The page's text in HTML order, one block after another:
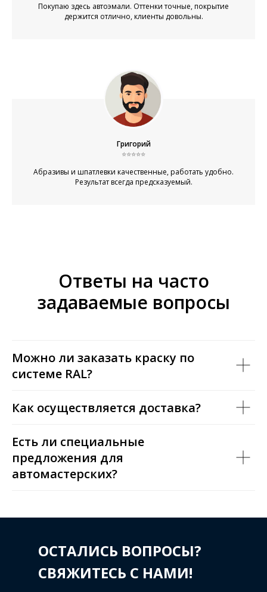
Покупаю здесь автоэмали. Оттенки точные, покрытие
держится отлично, клиенты довольны.
Григорий
⭐⭐⭐⭐⭐
Абразивы и шпатлевки качественные, работать удобно.
Результат всегда предсказуемый.
Ответы на часто
задаваемые вопросы
Можно ли заказать краску по
системе RAL?
Как осуществляется доставка?
Есть ли специальные
предложения для
автомастерских?
ОСТАЛИСЬ ВОПРОСЫ?
СВЯЖИТЕСЬ С НАМИ!